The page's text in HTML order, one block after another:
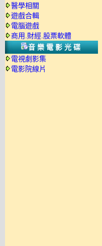
醫學相關
遊戲合輯
電腦遊戲
商用.財經.股票軟體
音樂電影光碟
電視劇影集
電影院線片